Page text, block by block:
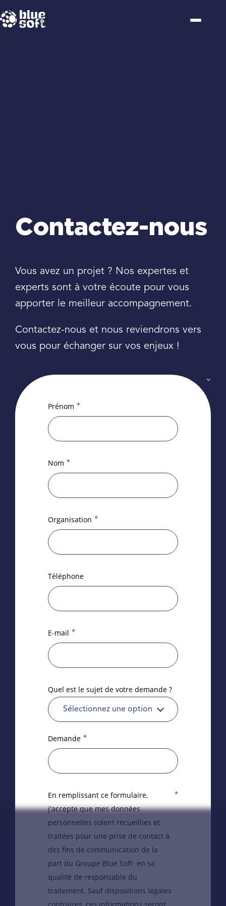
Passer
au
Contactez-nous
Vous avez un projet ? Nos expertes et
experts sont à votre écoute pour vous
apporter le meilleur accompagnement.
Contactez-nous et nous reviendrons vers
vous pour échanger sur vos enjeux !
Prénom *
Nom *
Organisation *
Téléphone
E-mail *
Quel est le sujet de votre demande ?
Sélectionnez une option
Demande *
En remplissant ce formulaire,
j'accepte que mes données
personnelles soient recueillies et
traitées pour une prise de contact à
des fins de communication de la
part du Groupe Blue Soft en sa
qualité de responsable du
traitement. Sauf dispositions légales
*